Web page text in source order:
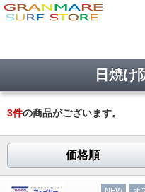
日焼け
3件の商品がございます。
価格順